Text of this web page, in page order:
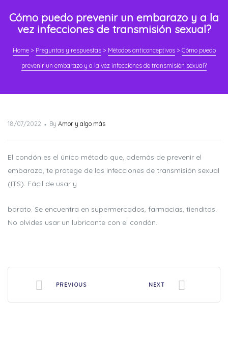
Cómo puedo prevenir un embarazo y a la
vez infecciones de transmisión sexual?
Home> Preguntas y respuestas> Métodos anticonceptivos> Cómo puedo
prevenir un embarazo y a la vez infecciones de transmisión sexual?
Posted
18/07/2022 By Amor y algo más
El condón es el único método que, además de prevenir el
embarazo, te protege de las infecciones de transmisión sexual
(ITS). Fácil de usar y
barato. Se encuentra en supermercados, farmacias, tienditas.
No olvides usar un lubricante con el condón.
PREVIOUS NEXT